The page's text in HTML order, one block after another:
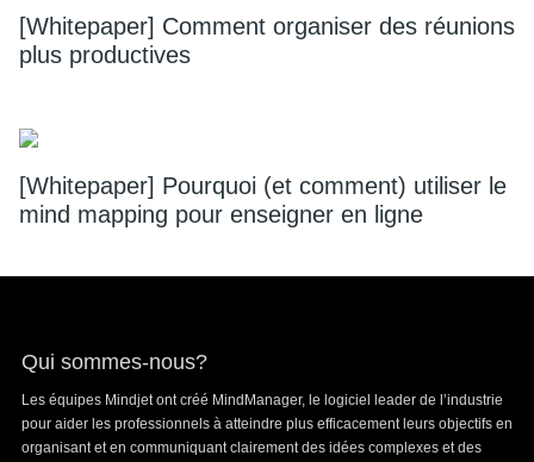
[Whitepaper] Comment organiser des réunions
plus productives
[Whitepaper] Pourquoi (et comment) utiliser le
mind mapping pour enseigner en ligne
Qui sommes-nous?
Les équipes Mindjet ont créé MindManager, le logiciel leader de l’industrie
pour aider les professionnels à atteindre plus efficacement leurs objectifs en
organisant et en communiquant clairement des idées complexes et des